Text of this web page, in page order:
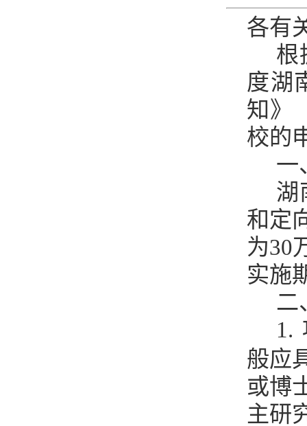
各有
根
度湖
知》
校的
一
湖
和定
为30
实施
二
1.
般应
或博
主研